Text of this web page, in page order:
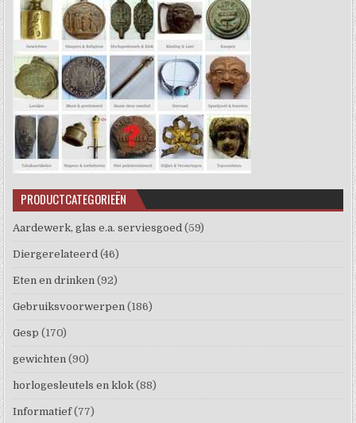
PRODUCTCATEGORIEËN
Aardewerk, glas e.a. serviesgoed (59)
Diergerelateerd (46)
Eten en drinken (92)
Gebruiksvoorwerpen (186)
Gesp (170)
gewichten (90)
horlogesleutels en klok (88)
Informatief (77)